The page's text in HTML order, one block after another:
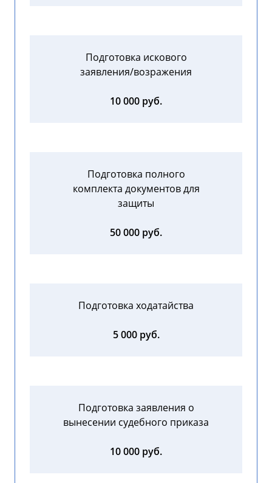
Подготовка искового
заявления/возражения
10 000 руб.
Подготовка полного
комплекта документов для
защиты
50 000 руб.
Подготовка ходатайства
5 000 руб.
Подготовка заявления о
вынесении судебного приказа
10 000 руб.